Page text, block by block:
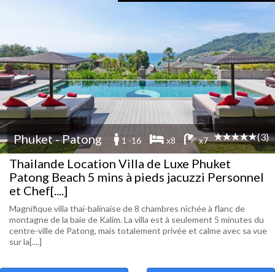
Phuket - Patong 1 -16 x8 x7 (3)
Thailande Location Villa de Luxe Phuket
Patong Beach 5 mins à pieds jacuzzi Personnel
et Chef[....]
Magnifique villa thaï-balinaise de 8 chambres nichée à flanc de
montagne de la baie de Kalim. La villa est à seulement 5 minutes du
centre-ville de Patong, mais totalement privée et calme avec sa vue
sur la[....]